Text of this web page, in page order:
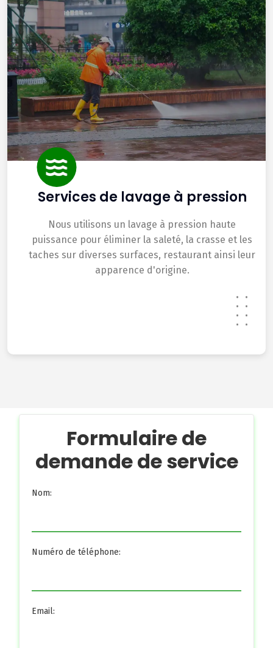
Services de lavage à pression
Nous utilisons un lavage à pression haute
puissance pour éliminer la saleté, la crasse et les
taches sur diverses surfaces, restaurant ainsi leur
apparence d'origine.
Formulaire de
demande de service
Nom:
Numéro de téléphone:
Email: